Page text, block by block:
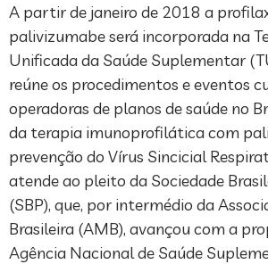
A partir de janeiro de 2018 a
palivizumabe será incorporada na
Unificada da Saúde Suplementar
reúne os procedimentos e eventos
operadoras de planos de saúde no
da terapia imunoprofilática com
prevenção do Vírus Sincicial
atende ao pleito da Sociedade
(SBP), que, por intermédio da
Brasileira (AMB), avançou com a
Agência Nacional de Saúde